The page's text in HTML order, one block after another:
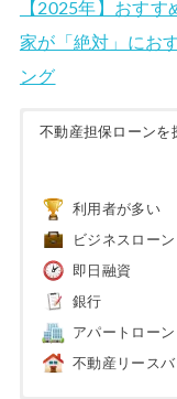
【2025年】おす
家が「絶対」にお
ング
不動産担保ローンを
利用者が多い
ビジネスローン
即日融資
銀行
アパートローン
不動産リースバ